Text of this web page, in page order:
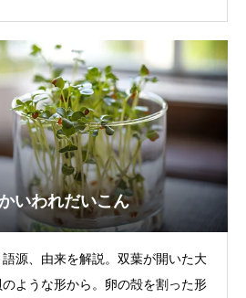
いわれだいこん
源、由来を解説。双葉が開いた大
ような形から。卵の殻を割った形